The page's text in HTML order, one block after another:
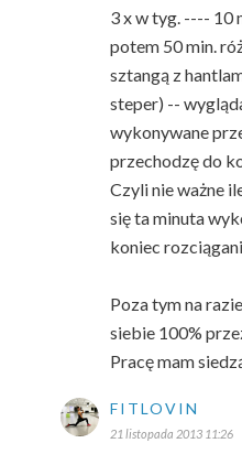
3 x w tyg. ---- 10
potem 50 min.
sztangą z
steper) --
wykonywane
przechodzę do
Czyli nie ważne
się ta minuta
koniec
Poza tym na
siebie 100%
Pracę mam
FITLOVIN
21 listopada 2013 11:26